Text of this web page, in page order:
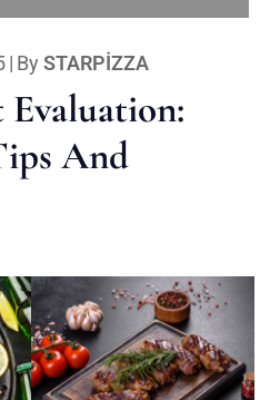
| By STARPIZZA
And